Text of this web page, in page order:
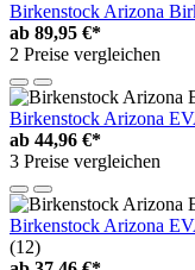
Birkenstock Arizona
ab 89,95 €*
2 Preise vergleichen
Birkenstock Arizona
ab 44,96 €*
3 Preise vergleichen
Birkenstock Arizona
(12)